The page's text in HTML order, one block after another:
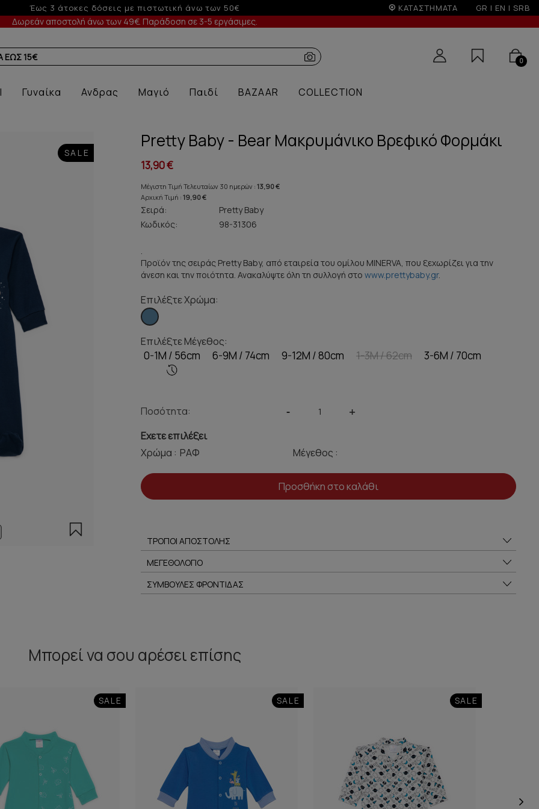
πιστωτική άνω των 50€ Έως 6 άτοκες δόσεις με πιστωτική άνω των 100€
ΚΑΤΑΣΤΗΜΑΤΑ GR | EN | SRB
Δωρεάν αποστολή άνω των 49€. Παράδοση σε 3-5 εργάσιμες.
0
Γυναίκα Ανδρας Μαγιό Παιδί BAZAAR COLLECTION
SALE
Pretty Baby - Bear Μακρυμάνικο Βρεφικό Φορμάκι
13,90 €
Μέγιστη Τιμή Τελευταίων 30 ημερών : 13,90 €
Αρχική Τιμή : 19,90 €
Σειρά:
Pretty Baby
Κωδικός:
98-31306
.
Προϊόν της σειράς Pretty Baby, από εταιρεία του ομίλου MINERVA, που ξεχωρίζει για την
άνεση και την ποιότητα. Ανακαλύψτε όλη τη συλλογή στο www.prettybaby.gr.
Επιλέξτε Χρώμα:
Επιλέξτε Μέγεθος:
0-1Μ / 56cm 6-9M / 74cm 9-12M / 80cm 1-3M / 62cm 3-6M / 70cm
Ποσότητα: - +
Εχετε επιλέξει
Χρώμα :
Μέγεθος :
Προσθήκη στο καλάθι
ΤΡΟΠΟΙ ΑΠΟΣΤΟΛΗΣ
ΜΕΓΕΘΟΛΟΓΙΟ
ΣΥΜΒΟΥΛΕΣ ΦΡΟΝΤΙΔΑΣ
Μπορεί να σου αρέσει επίσης
SALE SALE SALE